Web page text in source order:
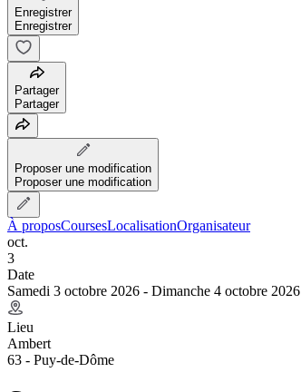
Enregistrer
Enregistrer
Partager
Partager
Proposer une modification
Proposer une modification
À proposCoursesLocalisationOrganisateur
oct.
3
Date
Samedi 3 octobre 2026 - Dimanche 4 octobre 2026
Lieu
Ambert
63 - Puy-de-Dôme